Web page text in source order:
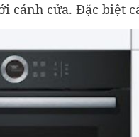
cánh cửa. Đặc biệt